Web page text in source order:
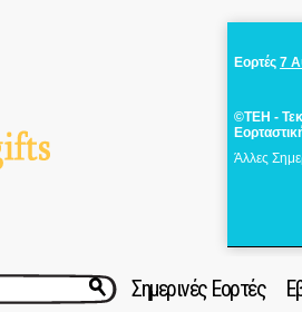
Εορτές 7
©ΤΕΗ -
Άλλες
Σημερινές Εορτές